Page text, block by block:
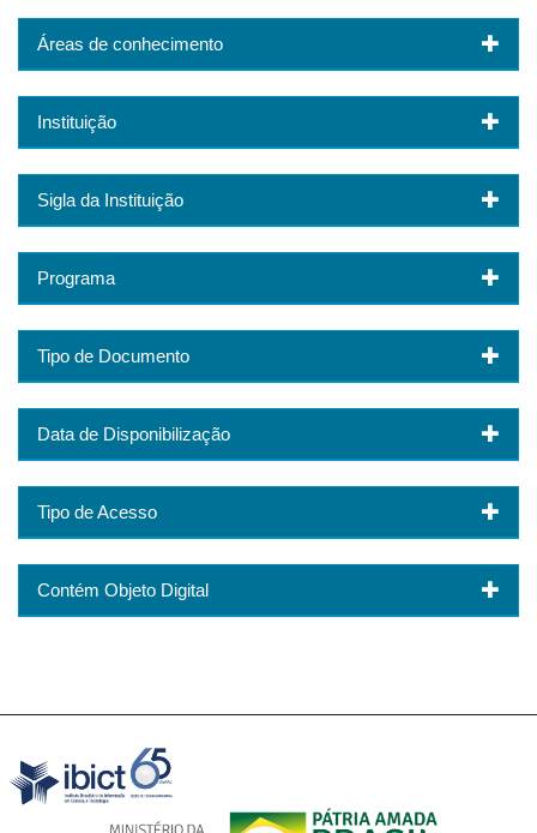
Áreas de conhecimento
Instituição
Sigla da Instituição
Programa
Tipo de Documento
Data de Disponibilização
Tipo de Acesso
Contém Objeto Digital